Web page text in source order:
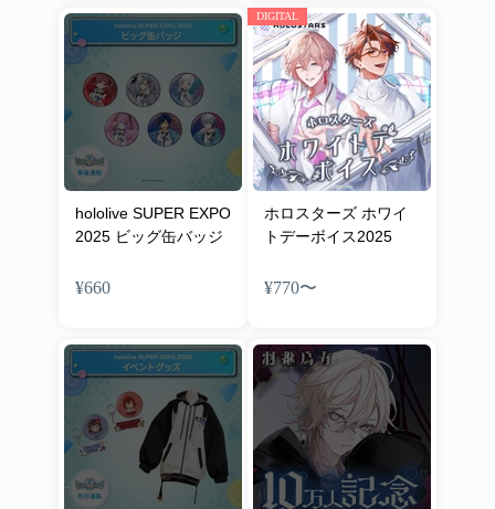
hololive SUPER EXPO
2025 ビッグ缶バッジ
¥660
ホロスターズ ホワイ
トデーボイス2025
¥770〜
DIGITAL